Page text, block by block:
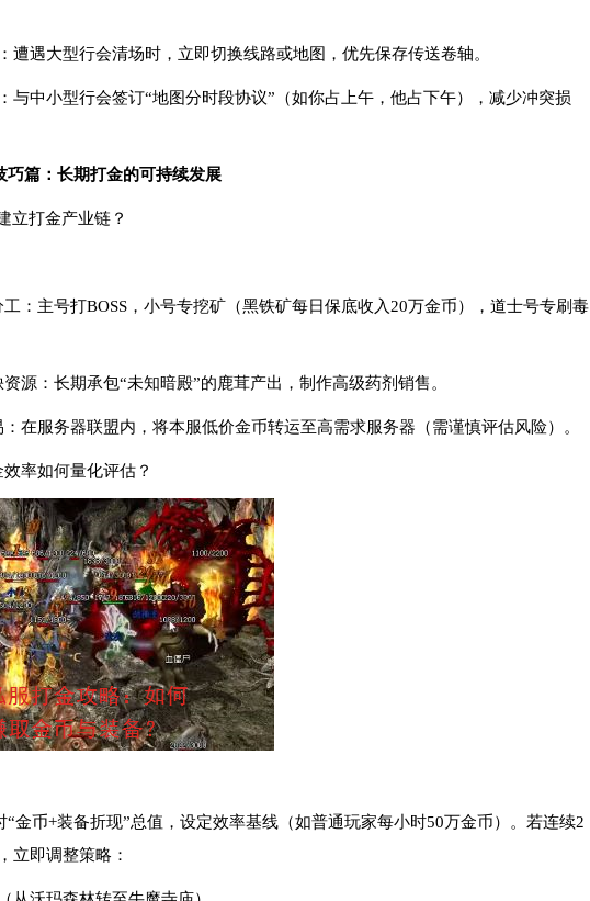
遭遇大型行会清场时，立即切换线路或地图，优先保存传送卷轴。
与中小型行会签订“地图分时段协议”（如你占上午，他占下午），减少冲突损
巧篇：长期打金的可持续发展
立打金产业链？
工：主号打BOSS，小号专挖矿（黑铁矿每日保底收入20万金币），道士号专刷毒
源：长期承包“未知暗殿”的鹿茸产出，制作高级药剂销售。
在服务器联盟内，将本服低价金币转运至高需求服务器（需谨慎评估风险）。
率如何量化评估？
“金币+装备折现”总值，设定效率基线（如普通玩家每小时50万金币）。若连续2
立即调整策略：